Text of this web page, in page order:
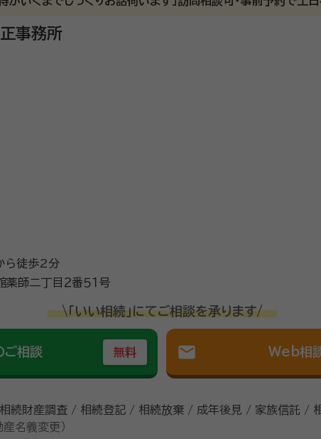
対しても優しく回答を頂きました。
件以上の相続のお手伝いをしてまいりました。相続の各種
遺言書の作成、家族信託、財産管理、任意後見など、相続後に
建士、不動産コンサルティングマスター
県社会保険労務士会
事務所
ら徒歩2分
師二丁目２番５１号
\「いい相続」にてご相談を承ります/
ご相談 無料 mail Web相
続財産調査 / 相続登記 / 相続放棄 / 成年後見 / 家族信託 /
名義変更）